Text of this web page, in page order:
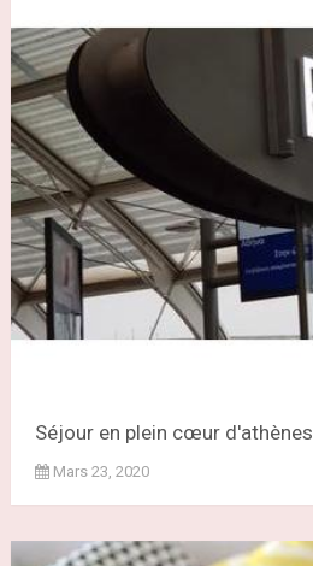
Séjour en plein cœur d'athènes
Mars 23, 2020